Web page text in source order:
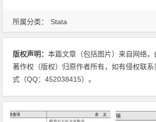
所属分类： Stata
版权声明：本篇文章（包括图片）来自网络，
著作权（版权）归原作者所有，如有侵权联
式（QQ：452038415）。